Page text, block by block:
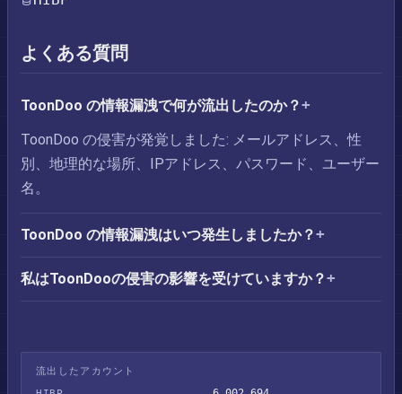
よくある質問
ToonDoo の情報漏洩で何が流出したのか？
ToonDoo の侵害が発覚しました: メールアドレス、性
別、地理的な場所、IPアドレス、パスワード、ユーザー
名。
ToonDoo の情報漏洩はいつ発生しましたか？
私はToonDooの侵害の影響を受けていますか？
流出したアカウント